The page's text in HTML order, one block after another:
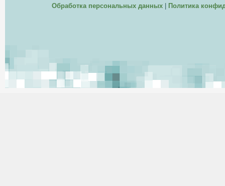
Обработка персональных данных| Политика